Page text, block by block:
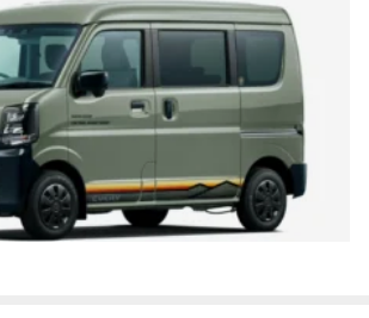
схемам, а в числе доступных машин
приводом, сообщает…